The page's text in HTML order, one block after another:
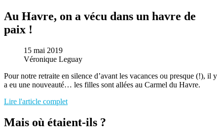
Au Havre, on a vécu dans un havre de
paix !
15 mai 2019
Véronique Leguay
Pour notre retraite en silence d’avant les vacances ou presque (!), il y
a eu une nouveauté… les filles sont allées au Carmel du Havre.
Lire l'article complet
Mais où étaient-ils ?